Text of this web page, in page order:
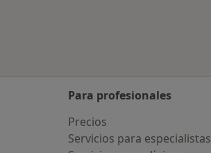
Para profesionales
Precios
Servicios para especialistas